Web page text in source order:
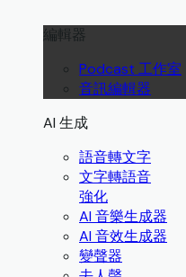
編輯器
Podcast 工作室
音訊編輯器
AI 生成
語音轉文字
文字轉語音
強化
AI 音樂生成器
AI 音效生成器
變聲器